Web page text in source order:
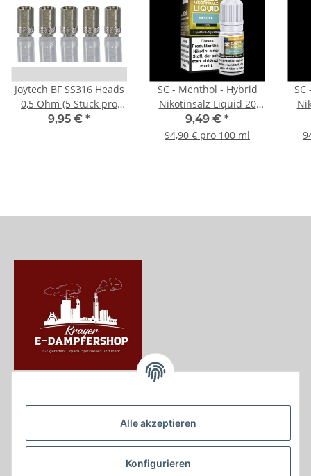
Alle akzeptieren
Konfigurieren
Joytech BF SS316 Heads
0,5 Ohm (5 Stück pro
Packung)
9,95 € *
SC - Menthol - Hybrid
Nikotinsalz Liquid 20
mg/ml
9,49 € *
94,90 € pro 100 ml
SC
Krayerstraße 249
Tel.:0201555402
info@krayer-edampfer-shop.de